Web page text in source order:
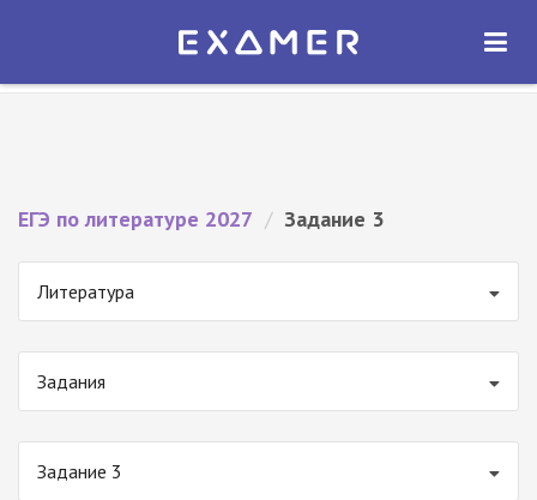
Экзамер — ЕГЭ 2027
ОТКРЫТЬ
ЕГЭ по литературе 2027 / Задание 3
Литература
Задания
Задание 3